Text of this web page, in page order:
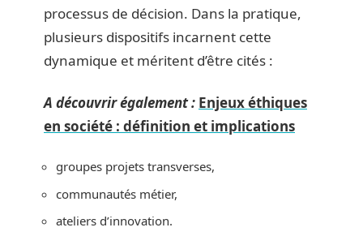
processus de décision. Dans la pratique,
plusieurs dispositifs incarnent cette
dynamique et méritent d’être cités :
A découvrir également : Enjeux éthiques
en société : définition et implications
groupes projets transverses,
communautés métier,
ateliers d’innovation.